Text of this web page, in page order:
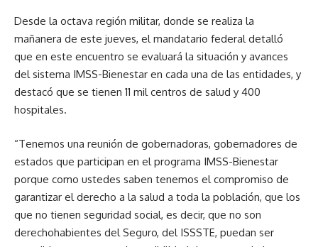
Desde la octava región militar, donde se realiza la
mañanera de este jueves, el mandatario federal detalló
que en este encuentro se evaluará la situación y avances
del sistema IMSS-Bienestar en cada una de las entidades, y
destacó que se tienen 11 mil centros de salud y 400
hospitales.
“Tenemos una reunión de gobernadoras, gobernadores de
estados que participan en el programa IMSS-Bienestar
porque como ustedes saben tenemos el compromiso de
garantizar el derecho a la salud a toda la población, que los
que no tienen seguridad social, es decir, que no son
derechohabientes del Seguro, del ISSSTE, puedan ser